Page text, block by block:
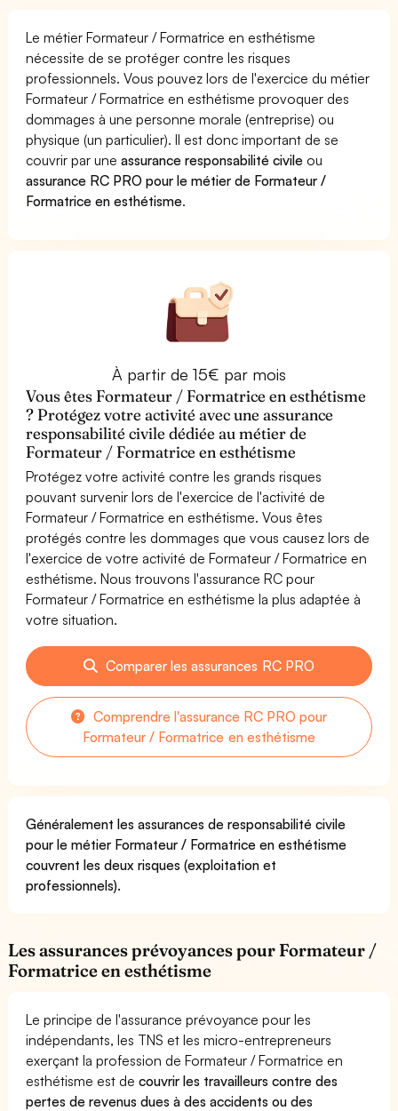
Le métier Formateur / Formatrice en esthétisme
nécessite de se protéger contre les risques
professionnels. Vous pouvez lors de l'exercice du métier
Formateur / Formatrice en esthétisme provoquer des
dommages à une personne morale (entreprise) ou
physique (un particulier). Il est donc important de se
couvrir par uneassurance responsabilité civile ou
assurance RC PRO pour le métier de Formateur /
Formatrice en esthétisme.
À partir de 15€ par mois
Vous êtes Formateur / Formatrice en esthétisme
? Protégez votre activité avec une assurance
responsabilité civile dédiée au métier de
Formateur / Formatrice en esthétisme
Protégez votre activité contre les grands risques
pouvant survenir lors de l'exercice de l'activité de
Formateur / Formatrice en esthétisme. Vous êtes
protégés contre les dommages que vous causez lors de
l'exercice de votre activité de Formateur / Formatrice en
esthétisme. Nous trouvons l'assurance RC pour
Formateur / Formatrice en esthétisme la plus adaptée à
votre situation.
Comparer les assurances RC PRO
Comprendre l'assurance RC PRO pour
Formateur / Formatrice en esthétisme
Généralement les assurances de responsabilité civile
pour le métier Formateur / Formatrice en esthétisme
couvrent les deux risques (exploitation et
professionnels).
Les assurances prévoyances pour Formateur /
Formatrice en esthétisme
Le principe de l'assurance prévoyance pour les
indépendants, les TNS et les micro-entrepreneurs
exerçant la profession de Formateur / Formatrice en
esthétisme est decouvrir les travailleurs contre des
pertes de revenus dues à des accidents ou des